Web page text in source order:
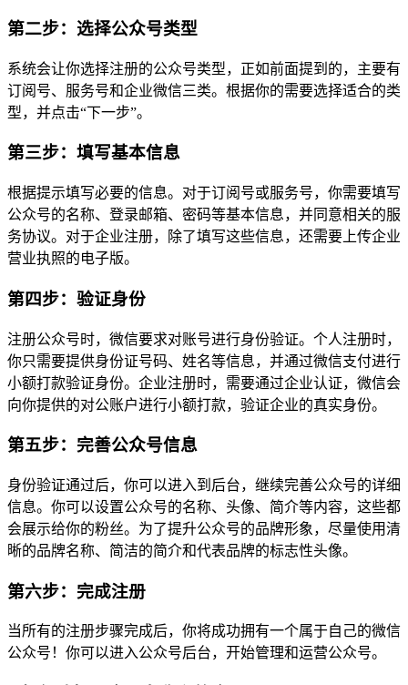
第二步：选择公众号类型
系统会让你选择注册的公众号类型，正如前面提到的，主要有
订阅号、服务号和企业微信三类。根据你的需要选择适合的类
型，并点击“下一步”。
第三步：填写基本信息
根据提示填写必要的信息。对于订阅号或服务号，你需要填写
公众号的名称、登录邮箱、密码等基本信息，并同意相关的服
务协议。对于企业注册，除了填写这些信息，还需要上传企业
营业执照的电子版。
第四步：验证身份
注册公众号时，微信要求对账号进行身份验证。个人注册时，
你只需要提供身份证号码、姓名等信息，并通过微信支付进行
小额打款验证身份。企业注册时，需要通过企业认证，微信会
向你提供的对公账户进行小额打款，验证企业的真实身份。
第五步：完善公众号信息
身份验证通过后，你可以进入到后台，继续完善公众号的详细
信息。你可以设置公众号的名称、头像、简介等内容，这些都
会展示给你的粉丝。为了提升公众号的品牌形象，尽量使用清
晰的品牌名称、简洁的简介和代表品牌的标志性头像。
第六步：完成注册
当所有的注册步骤完成后，你将成功拥有一个属于自己的微信
公众号！你可以进入公众号后台，开始管理和运营公众号。